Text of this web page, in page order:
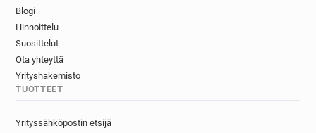
Blogi
Hinnoittelu
Suosittelut
Ota yhteyttä
Yrityshakemisto
TUOTTEET
Yrityssähköpostin etsijä